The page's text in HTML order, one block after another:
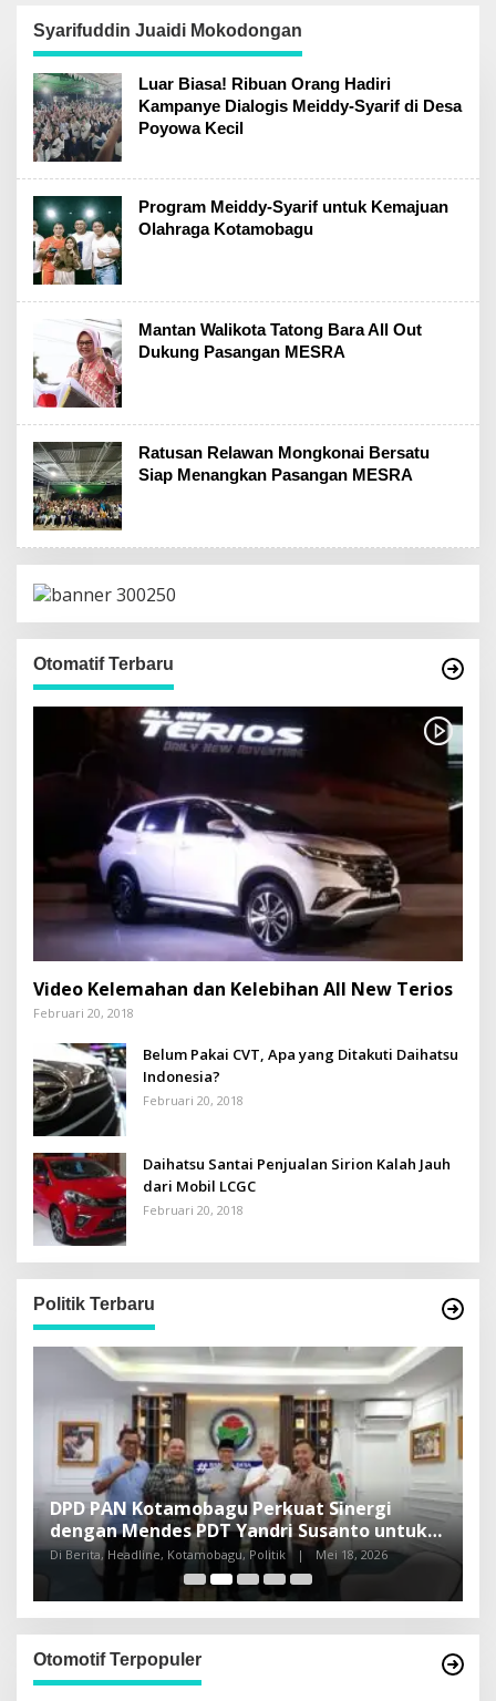
SMPN 2 Matali
Kotamobagu
Syarifuddin Juaidi Mokodongan
Luar Biasa! Ribuan Orang Hadiri
Kampanye Dialogis Meiddy-Syarif di Desa
Poyowa Kecil
Program Meiddy-Syarif untuk Kemajuan
Olahraga Kotamobagu
Mantan Walikota Tatong Bara All Out
Dukung Pasangan MESRA
Ratusan Relawan Mongkonai Bersatu
Siap Menangkan Pasangan MESRA
Otomatif Terbaru
Video Kelemahan dan Kelebihan All New Terios
Februari 20, 2018
Belum Pakai CVT, Apa yang Ditakuti Daihatsu
Indonesia?
Februari 20, 2018
Daihatsu Santai Penjualan Sirion Kalah Jauh
dari Mobil LCGC
Februari 20, 2018
Politik Terbaru
DPD PAN Kotamobagu Perkuat Sinergi
dengan Mendes PDT Yandri Susanto untuk
Pembangunan Sulut
Di Berita, Headline, Kotamobagu, Politik | Mei 18, 2026
Otomotif Terpopuler